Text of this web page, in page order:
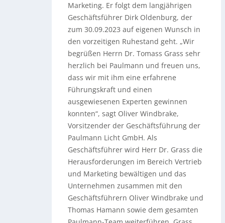
Marketing. Er folgt dem langjährigen
Geschäftsführer Dirk Oldenburg, der
zum 30.09.2023 auf eigenen Wunsch in
den vorzeitigen Ruhestand geht. „Wir
begrüßen Herrn Dr. Tomass Grass sehr
herzlich bei Paulmann und freuen uns,
dass wir mit ihm eine erfahrene
Führungskraft und einen
ausgewiesenen Experten gewinnen
konnten“, sagt Oliver Windbrake,
Vorsitzender der Geschäftsführung der
Paulmann Licht GmbH. Als
Geschäftsführer wird Herr Dr. Grass die
Herausforderungen im Bereich Vertrieb
und Marketing bewältigen und das
Unternehmen zusammen mit den
Geschäftsführern Oliver Windbrake und
Thomas Hamann sowie dem gesamten